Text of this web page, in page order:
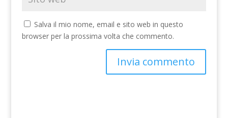
Salva il mio nome, email e sito web in questo
browser per la prossima volta che commento.